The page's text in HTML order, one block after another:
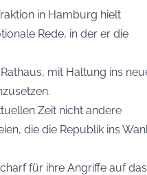
in Hamburg hielt
Rede, in der er die
mit Haltung ins
Zeit nicht andere
die die Republik ins
für ihre Angriffe auf